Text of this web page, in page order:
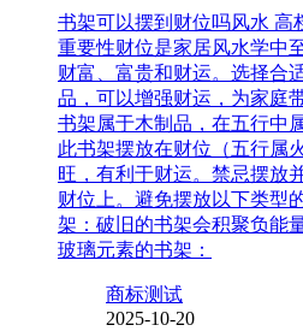
书架可以摆到财位吗风水 高
重要性财位是家居风水学中
财富、富贵和财运。选择合
品，可以增强财运，为家庭
书架属于木制品，在五行中
此书架摆放在财位（五行属
旺，有利于财运。禁忌摆放
财位上。避免摆放以下类型
架：破旧的书架会积聚负能
玻璃元素的书架：
商标测试
2025-10-20